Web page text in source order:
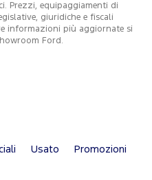
Prezzi, equipaggiamenti di
giuridiche e fiscali
informazioni più aggiornate si
Ford.
Usato Promozioni